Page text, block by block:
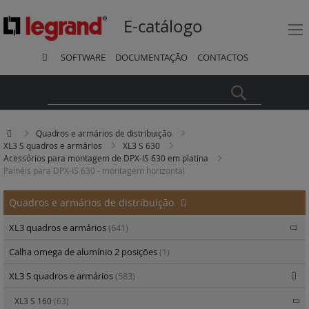
E-catálogo
SOFTWARE DOCUMENTAÇÃO CONTACTOS
Quadros e armários de distribuição
XL3 S quadros e armários
XL3 S 630
Acessórios para montagem de DPX-IS 630 em platina
Painéis para DPX-IS 630 - montagem horizontal
Quadros e armários de distribuição
XL3 quadros e armários(641)
Calha omega de alumínio 2 posições(1)
XL3 S quadros e armários(583)
XL3 S 160 (63)